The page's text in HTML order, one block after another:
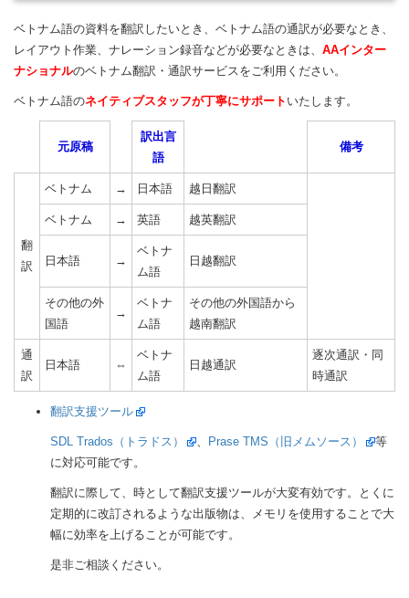
ベトナム語の資料を翻訳したいとき、ベトナム語の通訳が必要なとき、
レイアウト作業、ナレーション録音などが必要なときは、 AAインター
ナショナルのベトナム翻訳・通訳サービスをご利用ください。
ベトナム語のネイティブスタッフが丁寧にサポート いたします。
元原稿
訳出言
語
備考
翻
訳
ベトナム → 日本語 越日翻訳
ベトナム → 英語 越英翻訳
日本語 →
ベトナ
ム語
日越翻訳
その他の外
国語
→
ベトナ
ム語
その他の外国語から
越南翻訳
通
訳
日本語 ⇔
ベトナ
ム語
日越通訳
逐次通訳・同
時通訳
翻訳支援ツール
SDL Trados（トラドス） 、 Prase TMS（旧メムソース）
等
に対応可能です。
翻訳に際して、時として翻訳支援ツールが大変有効です。とくに
定期的に改訂されるような出版物は、メモリを使用することで大
幅に効率を上げることが可能です。
是非ご相談ください。